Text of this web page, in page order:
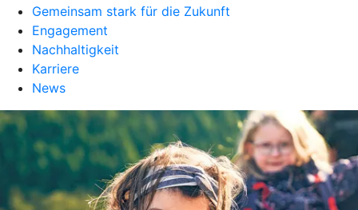
Gemeinsam stark für die Zukunft
Engagement
Nachhaltigkeit
Karriere
News